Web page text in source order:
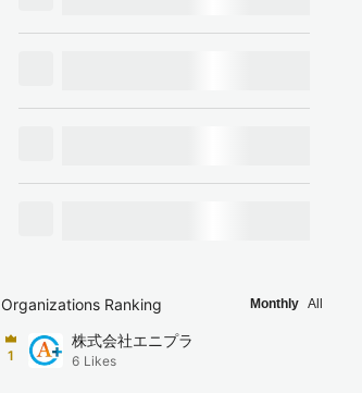
Organizations Ranking Monthly All
1
株式会社エニプラ
6 Likes